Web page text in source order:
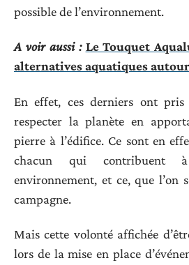
possible de l’environnement.
A voir aussi : Le Touquet
alternatives aquatiques
En effet, ces derniers ont
respecter la planète en
pierre à l’édifice. Ce sont en
chacun qui contribuent
environnement, et ce, que
campagne.
Mais cette volonté affichée
lors de la mise en place